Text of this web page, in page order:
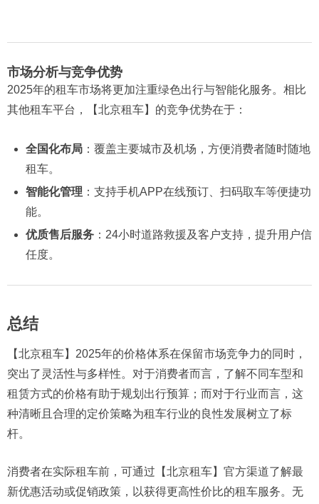
市场分析与竞争优势
2025年的租车市场将更加注重绿色出行与智能化服务。相比
其他租车平台，【北京租车】的竞争优势在于：
全国化布局：覆盖主要城市及机场，方便消费者随时随地
租车。
智能化管理 ：支持手机APP在线预订、扫码取车等便捷功
能。
优质售后服务：24小时道路救援及客户支持，提升用户信
任度。
总结
【北京租车】2025年的价格体系在保留市场竞争力的同时，
突出了灵活性与多样性。对于消费者而言，了解不同车型和
租赁方式的价格有助于规划出行预算；而对于行业而言，这
种清晰且合理的定价策略为租车行业的良性发展树立了标
杆。
消费者在实际租车前，可通过【北京租车】官方渠道了解最
新优惠活动或促销政策，以获得更高性价比的租车服务。无